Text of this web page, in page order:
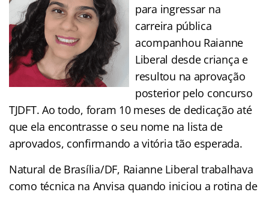
para ingressar na
carreira pública
acompanhou Raianne
Liberal desde criança e
resultou na aprovação
posterior pelo concurso
TJDFT. Ao todo, foram 10 meses de dedicação até
que ela encontrasse o seu nome na lista de
aprovados, confirmando a vitória tão esperada.
Natural de Brasília/DF, Raianne Liberal trabalhava
como técnica na Anvisa quando iniciou a rotina de